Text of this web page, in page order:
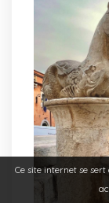
Ce site internet se sert